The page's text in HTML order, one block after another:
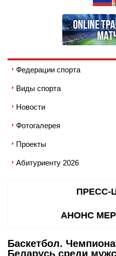
Федерации спорта
Виды спорта
Новости
Фотогалерея
Проекты
Абитуриенту 2026
ПРЕСС-
АНОНС
Баскетбол.
Беларусь среди